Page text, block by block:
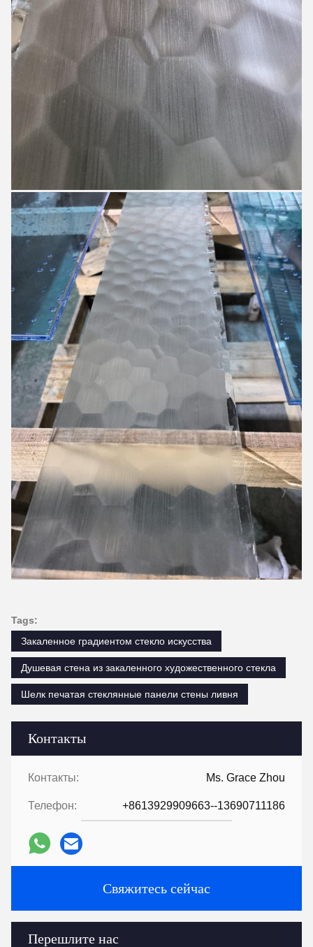
Контакты
Контакты: Ms. Grace Zhou
Телефон: +8613929909663--13690711186
Свяжитесь сейчас
Перешлите нас
Tags:
Закаленное градиентом стекло искусства
Душевая стена из закаленного художественного стекла
Шелк печатая стеклянные панели стены ливня